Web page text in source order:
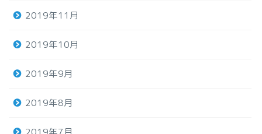
2019年11月
2019年10月
2019年9月
2019年8月